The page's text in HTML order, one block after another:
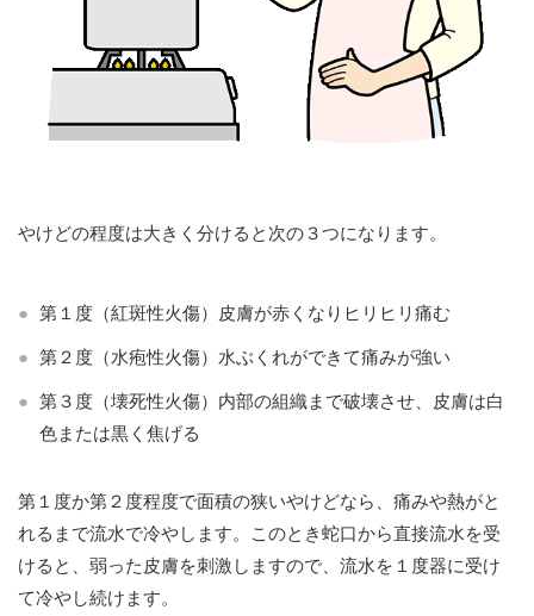
やけどの程度は大きく分けると次の３つになります。
第１度（紅斑性火傷）皮膚が赤くなりヒリヒリ痛む
第２度（水疱性火傷）水ぶくれができて痛みが強い
第３度（壊死性火傷）内部の組織まで破壊させ、皮膚は白
色または黒く焦げる
第１度か第２度程度で面積の狭いやけどなら、痛みや熱がと
れるまで流水で冷やします。このとき蛇口から直接流水を受
けると、弱った皮膚を刺激しますので、流水を１度器に受け
て冷やし続けます。